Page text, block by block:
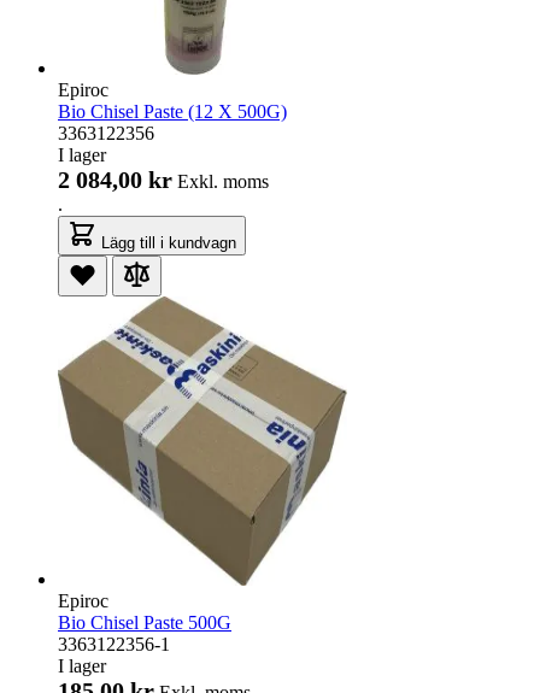
Epiroc
Bio Chisel Paste (12 X 500G)
3363122356
I lager
2 084,00 kr Exkl. moms
.
Lägg till i kundvagn
Epiroc
Bio Chisel Paste 500G
3363122356-1
I lager